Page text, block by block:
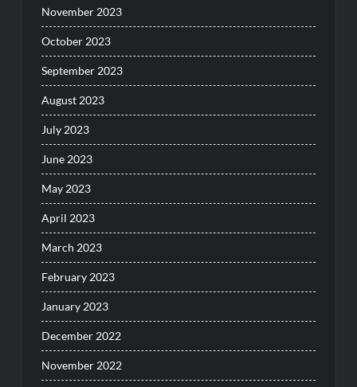
November 2023
October 2023
September 2023
August 2023
July 2023
June 2023
May 2023
April 2023
March 2023
February 2023
January 2023
December 2022
November 2022